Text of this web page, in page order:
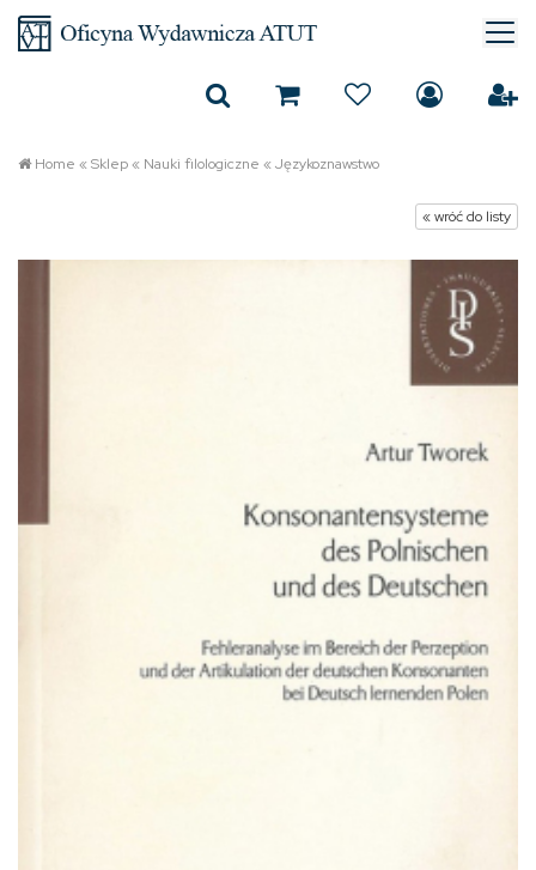
Home «Sklep« Nauki filologiczne «Językoznawstwo
« wróć do listy